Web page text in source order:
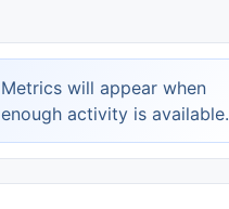
Metrics will appear when
enough activity is available.